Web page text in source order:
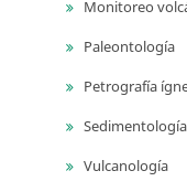
Monitoreo
Paleontología
Petrografía
Sedimentología
Vulcanología